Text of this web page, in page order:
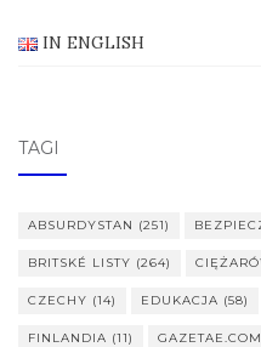
IN ENGLISH
TAGI
ABSURDYSTAN (251)
BRITSKÉ LISTY (264)
CZECHY (14) EDUKACJA (58)
FINLANDIA (11) GAZETAE.COM